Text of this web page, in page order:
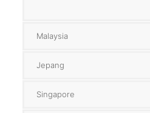
Malaysia
Jepang
Singapore